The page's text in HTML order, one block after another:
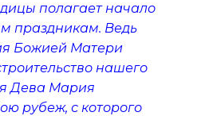
полагает начало
праздникам. Ведь
Божией Матери
нашего
Дева Мария
рубеж, с которого